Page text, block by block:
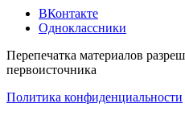
ВКонтакте
Одноклассники
Перепечатка материалов
первоисточника
Политика конфиденциальности